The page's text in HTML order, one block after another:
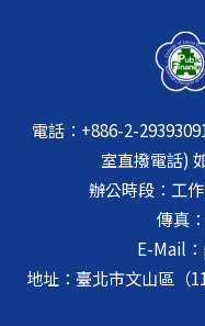
電話：+886-2-
室直撥電話)
辦公時段：工
傳真
E-Mail
地址：臺北市文山區（